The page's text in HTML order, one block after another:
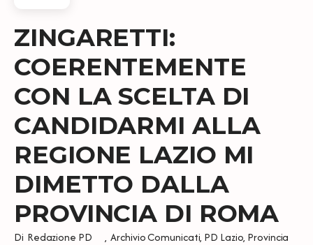
ZINGARETTI:
COERENTEMENTE
CON LA SCELTA DI
CANDIDARMI ALLA
REGIONE LAZIO MI
DIMETTO DALLA
PROVINCIA DI ROMA
Di Redazione PD
, Archivio Comunicati, PD Lazio, Provincia